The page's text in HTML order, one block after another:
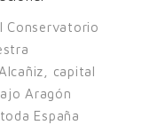
Conservatorio
capital
Aragón
España